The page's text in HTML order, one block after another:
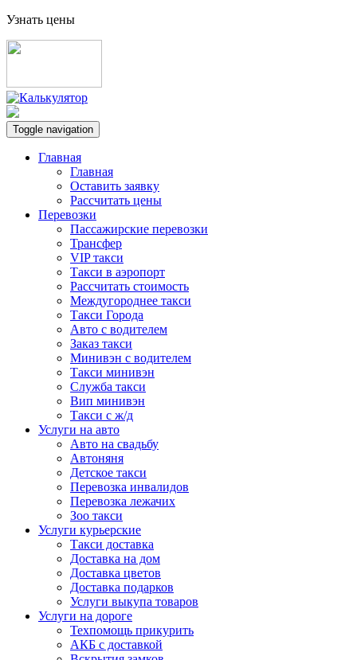
Узнать цены
Toggle navigation
Главная
Главная
Оставить заявку
Рассчитать цены
Перевозки
Пассажирские перевозки
Трансфер
VIP такси
Такси в аэропорт
Рассчитать стоимость
Междугороднее такси
Такси Города
Авто с водителем
Заказ такси
Минивэн с водителем
Такси минивэн
Служба такси
Вип минивэн
Такси с ж/д
Услуги на авто
Авто на свадьбу
Автоняня
Детское такси
Перевозка инвалидов
Перевозка лежачих
Зоо такси
Услуги курьерские
Такси доставка
Доставка на дом
Доставка цветов
Доставка подарков
Услуги выкупа товаров
Услуги на дороге
Техпомощь прикурить
АКБ с доставкой